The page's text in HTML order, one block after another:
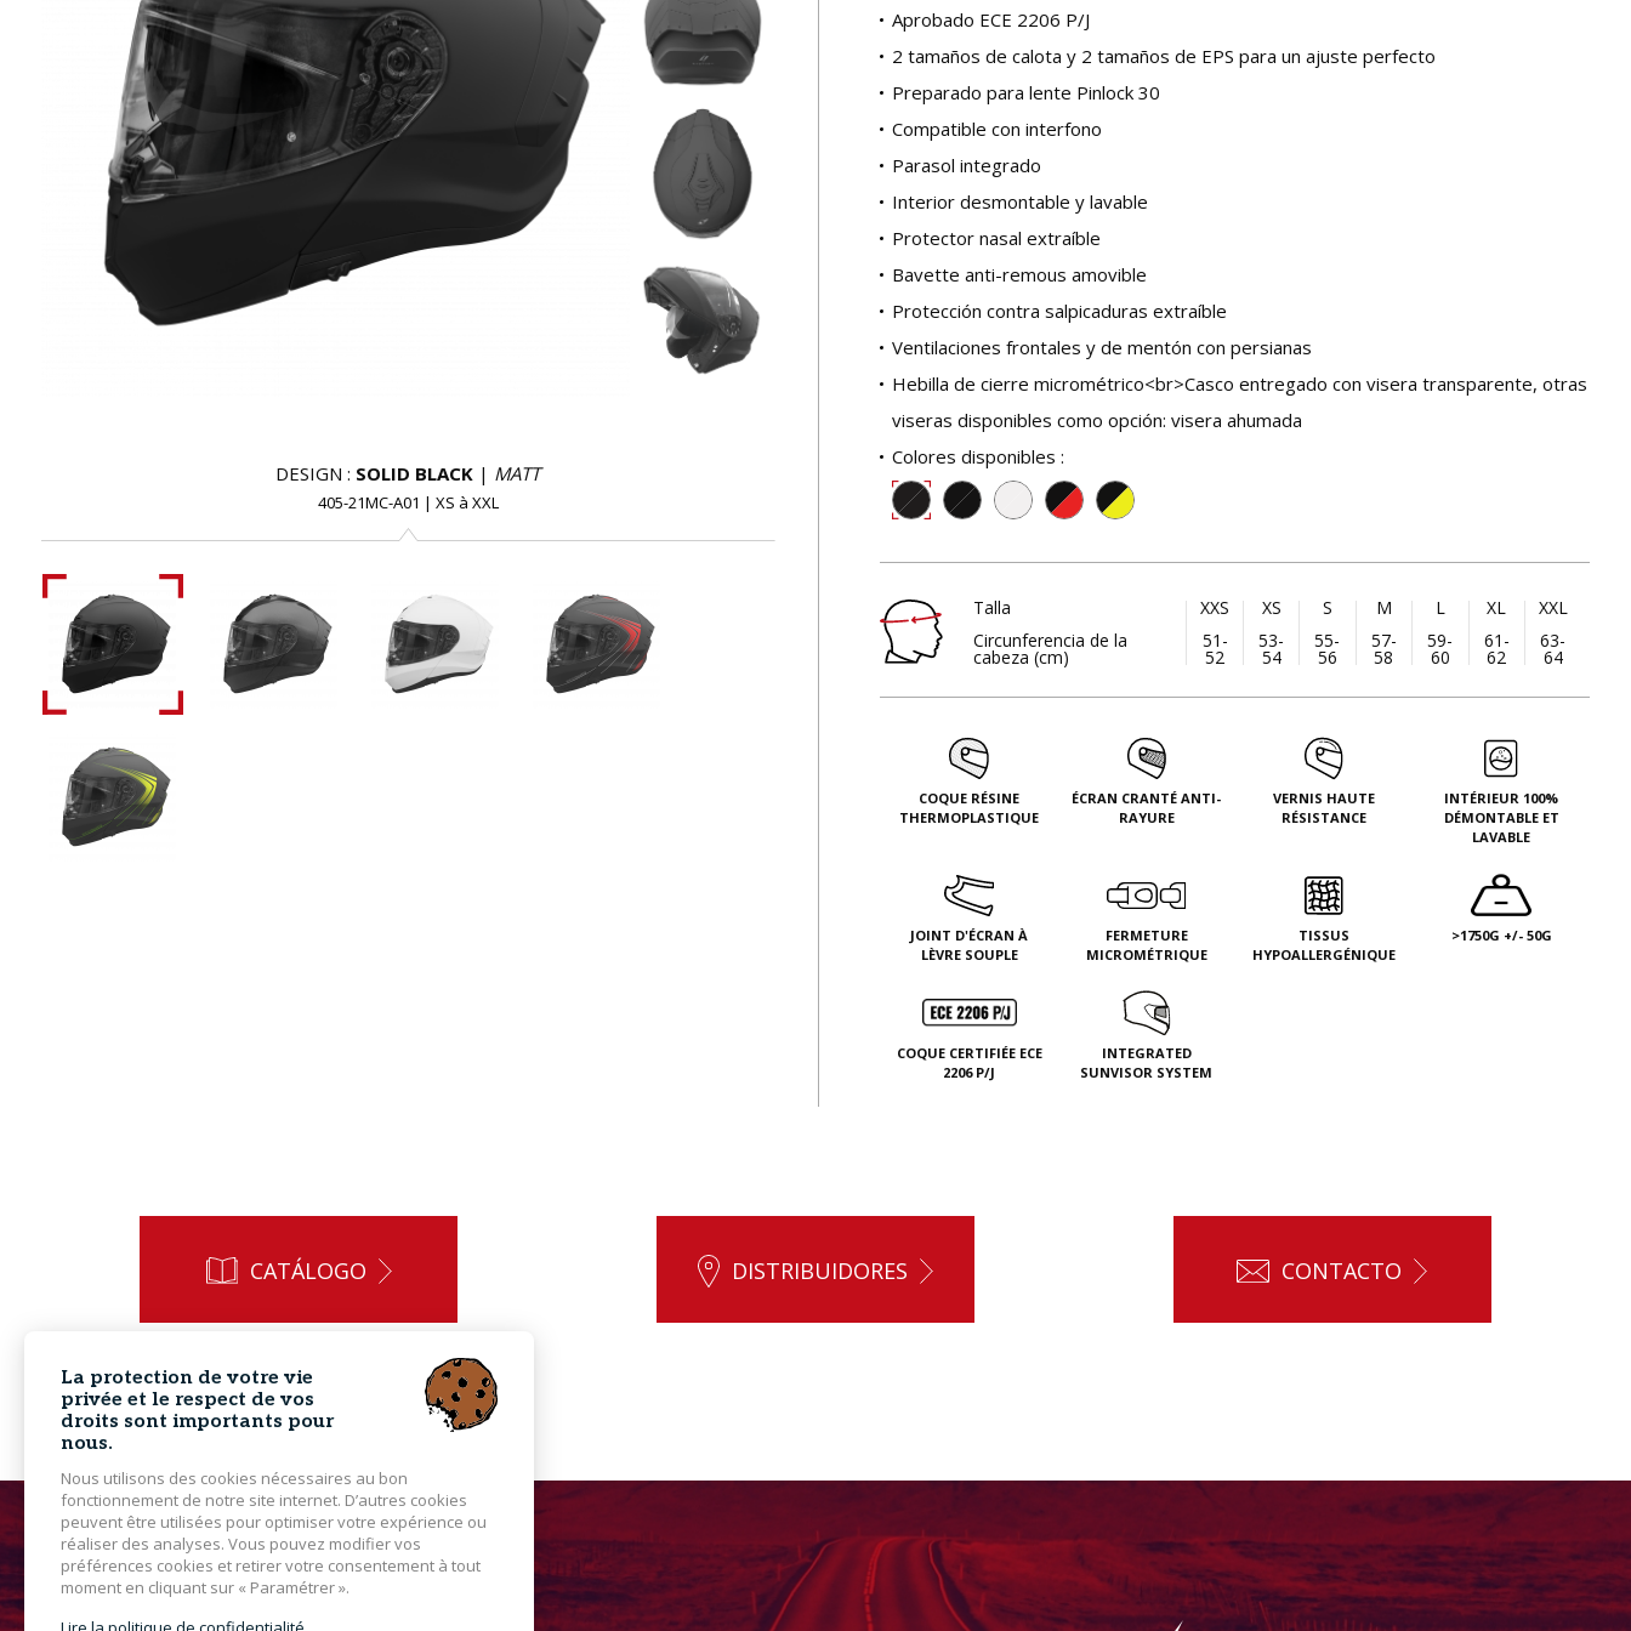
DESIGN : SOLID BLACK | MATT
405-21MC-A01 | XS à XXL
Aprobado ECE 2206 P/J
2 tamaños de calota y 2 tamaños de EPS para un ajuste perfecto
Preparado para lente Pinlock 30
Compatible con interfono
Parasol integrado
Interior desmontable y lavable
Protector nasal extraíble
Bavette anti-remous amovible
Protección contra salpicaduras extraíble
Ventilaciones frontales y de mentón con persianas
Hebilla de cierre micrométrico<br>Casco entregado con visera transparente, otras
viseras disponibles como opción: visera ahumada
Colores disponibles :
Talla
Circunferencia de la
cabeza (cm)
XXS
51-
52
XS
53-
54
S
55-
56
M
57-
58
L
59-
60
XL
61-
62
XXL
63-
64
COQUE RÉSINE
THERMOPLASTIQUE
ÉCRAN CRANTÉ ANTI-
RAYURE
VERNIS HAUTE
RÉSISTANCE
INTÉRIEUR 100%
DÉMONTABLE ET
LAVABLE
JOINT D'ÉCRAN À
LÈVRE SOUPLE
FERMETURE
MICROMÉTRIQUE
TISSUS
HYPOALLERGÉNIQUE
>1750G +/- 50G
COQUE CERTIFIÉE ECE
2206 P/J
INTEGRATED
SUNVISOR SYSTEM
CATÁLOGO DISTRIBUIDORES CONTACTO
La protection de votre vie
privée et le respect de vos
droits sont importants pour
nous.
Nous utilisons des cookies nécessaires au bon
fonctionnement de notre site internet. D’autres cookies
peuvent être utilisées pour optimiser votre expérience ou
réaliser des analyses. Vous pouvez modifier vos
préférences cookies et retirer votre consentement à tout
moment en cliquant sur « Paramétrer ».